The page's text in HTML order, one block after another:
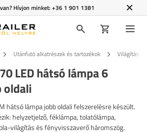
Hívjon minket:+36 1 901 1381
Utánfutó alkatrészek és tartozékok Világítás
LED hátsó lámpa 6
oldali
hátsó lámpa jobb oldali felszerelésre készült.
helyzetjelző, féklámpa, tolatólámpa,
világítás és fényvisszaverő háromszög.